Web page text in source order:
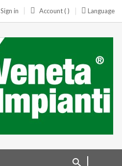
Language
Account ( )
Sign in